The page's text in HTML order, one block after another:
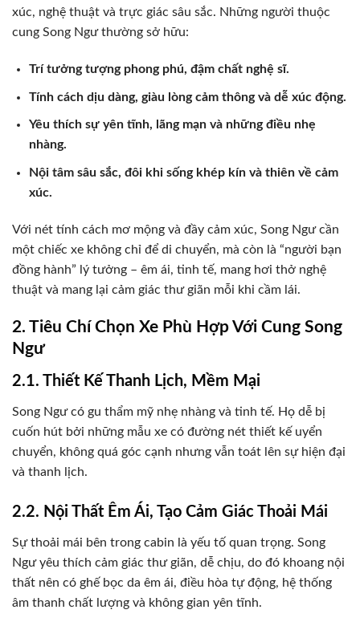
xúc, nghệ thuật và trực giác sâu sắc. Những người thuộc
cung Song Ngư thường sở hữu:
Trí tưởng tượng phong phú, đậm chất nghệ sĩ.
Tính cách dịu dàng, giàu lòng cảm thông và dễ xúc động.
Yêu thích sự yên tĩnh, lãng mạn và những điều nhẹ
nhàng.
Nội tâm sâu sắc, đôi khi sống khép kín và thiên về cảm
xúc.
Với nét tính cách mơ mộng và đầy cảm xúc, Song Ngư cần
một chiếc xe không chỉ để di chuyển, mà còn là “người bạn
đồng hành” lý tưởng – êm ái, tinh tế, mang hơi thở nghệ
thuật và mang lại cảm giác thư giãn mỗi khi cầm lái.
2. Tiêu Chí Chọn Xe Phù Hợp Với Cung Song
Ngư
2.1. Thiết Kế Thanh Lịch, Mềm Mại
Song Ngư có gu thẩm mỹ nhẹ nhàng và tinh tế. Họ dễ bị
cuốn hút bởi những mẫu xe có đường nét thiết kế uyển
chuyển, không quá góc cạnh nhưng vẫn toát lên sự hiện đại
và thanh lịch.
2.2. Nội Thất Êm Ái, Tạo Cảm Giác Thoải Mái
Sự thoải mái bên trong cabin là yếu tố quan trọng. Song
Ngư yêu thích cảm giác thư giãn, dễ chịu, do đó khoang nội
thất nên có ghế bọc da êm ái, điều hòa tự động, hệ thống
âm thanh chất lượng và không gian yên tĩnh.